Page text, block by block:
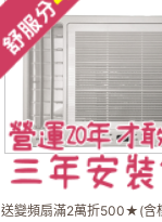
送變頻扇滿2萬折500★(含